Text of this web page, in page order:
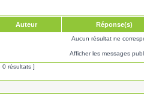
Auteur Réponse(s)
Aucun résultat ne
Afficher les messages
0 résultats ]